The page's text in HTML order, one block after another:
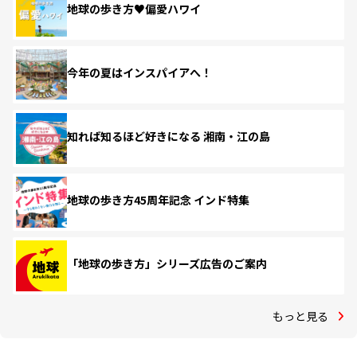
地球の歩き方♥偏愛ハワイ
今年の夏はインスパイアへ！
知れば知るほど好きになる 湘南・江の島
地球の歩き方45周年記念 インド特集
「地球の歩き方」シリーズ広告のご案内
もっと見る